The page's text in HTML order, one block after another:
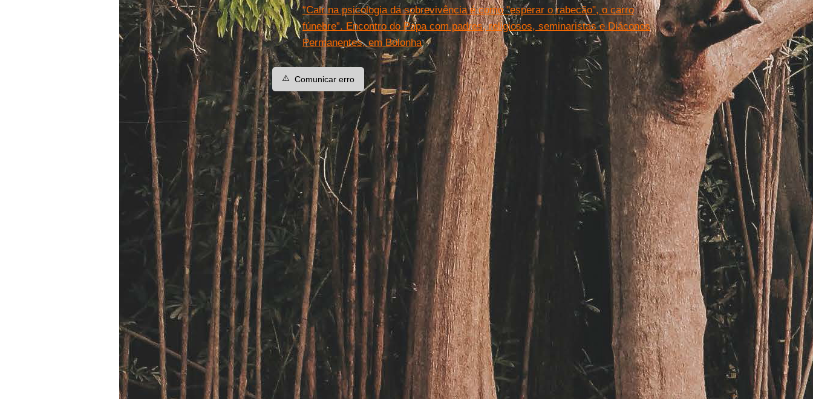
“Cair na psicologia da sobrevivência é como "esperar o rabecão", o carro
fúnebre”. Encontro do Papa com padres, religiosos, seminaristas e Diáconos
Permanentes, em Bolonha
⚠️ Comunicar erro